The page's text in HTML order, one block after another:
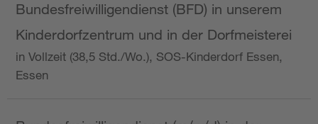
Bundesfreiwilligendienst (BFD) in unserem
Kinderdorfzentrum und in der Dorfmeisterei
in Vollzeit (38,5 Std./Wo.), SOS-Kinderdorf Essen,
Essen